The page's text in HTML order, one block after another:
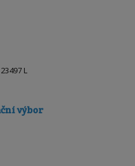
L
výbor